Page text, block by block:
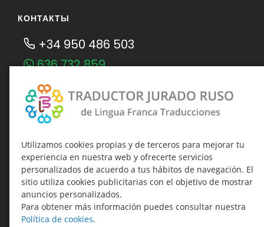
Utilizamos cookies propias y de terceros para mejorar tu
experiencia en nuestra web y ofrecerte servicios
personalizados de acuerdo a tus hábitos de navegación. El
sitio utiliza cookies publicitarias con el objetivo de mostrar
anuncios personalizados.
Para obtener más información puedes consultar nuestra
Política de cookies.
КОНТАКТЫ
+34 950 486 503
636 732 859
Telegram Traductor Jurado Ruso
Telegram-канал о присяжных
переводах
traducciones@linguafranca.es
Время работы:
Пн.-Чт. 09:00–19:00
Пт. 09:00–17:00
НАШИ ОФИСЫ